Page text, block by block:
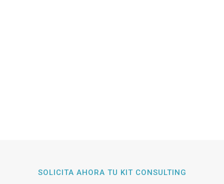
SOLICITA AHORA TU KIT CONSULTING